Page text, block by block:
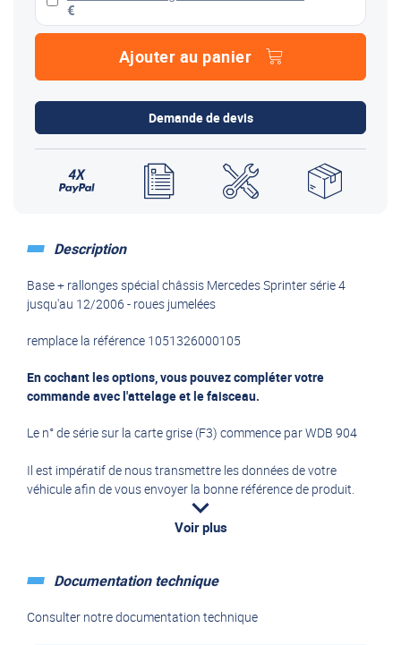
€
Ajouter au panier
Demande de devis
Description
Base + rallonges spécial châssis Mercedes Sprinter série 4
jusqu'au 12/2006 - roues jumelées
remplace la référence 1051326000105
En cochant les options, vous pouvez compléter votre
commande avec l'attelage et le faisceau.
Le n° de série sur la carte grise (F3) commence par WDB 904
Il est impératif de nous transmettre les données de votre
véhicule afin de vous envoyer la bonne référence de produit.
Les rallonges sont livrés dans leur longueur maximale,
Le F3 de la carte grise doit être renseigné pour l'installation d'un
Voir plus
Documentation technique
Consulter notre documentation technique